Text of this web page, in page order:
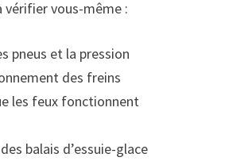
vérifier vous-même :
pneus et la pression
des freins
les feux fonctionnent
balais d’essuie-glace